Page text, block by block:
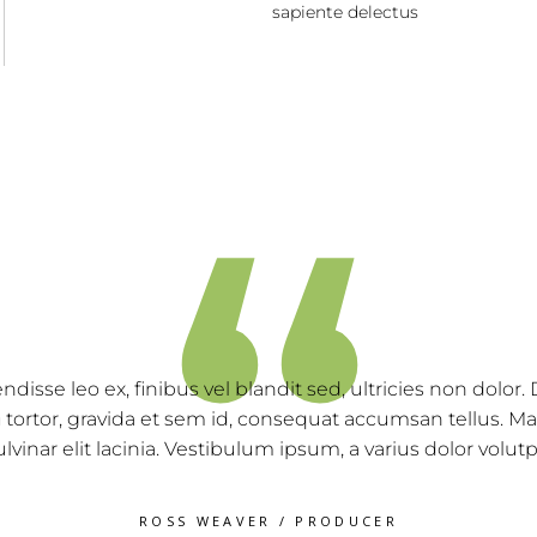
sapiente delectus
ex enim, feugiat hendrerit consequat at, posuere in
vitae porttitor nibh. Nam eget ultricies risus.
quam odio, malesuada fames ac ante ipsum